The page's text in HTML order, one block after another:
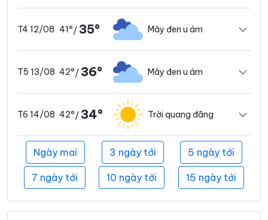
T4 12/08 41°/ 35° Mây đen u ám
T5 13/08 42°/ 36° Mây đen u ám
T6 14/08 42°/ 34° Trời quang đãng
Ngày mai 3 ngày tới 5 ngày tới
7 ngày tới 10 ngày tới 15 ngày tới